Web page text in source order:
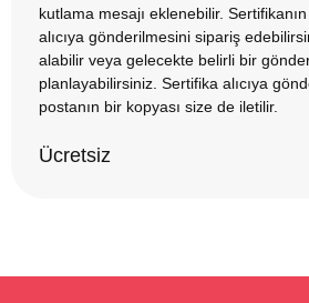
kutlama mesajı eklenebilir.
alıcıya gönderilmesini sipariş
alabilir veya gelecekte belirli bir
planlayabilirsiniz. Sertifika alıcıya
postanın bir kopyası size de iletilir.
Ücretsiz